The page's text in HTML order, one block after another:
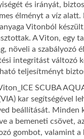
és irányát,
élményt a víz
Vitonból
A Viton, egy
növeli a szabályozó
integritást változó
teljesítményt
SCUBA
kar segítségével
beállítását. Minden
a bemeneti csövet,
gombot, valamint